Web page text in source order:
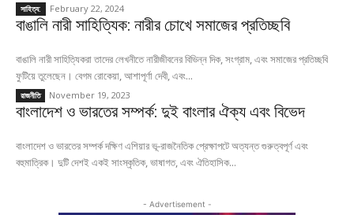
সাহিত্য: February 22, 2024
বাঙালি নারী সাহিত্যিক: নারীর চোখে সমাজের প্রতিচ্ছবি
বাঙালি নারী সাহিত্যিকরা তাদের লেখনীতে নারীজীবনের বিভিন্ন দিক, সংগ্রাম, এবং সমাজের প্রতিচ্ছবি
ফুটিয়ে তুলেছেন। বেগম রোকেয়া, আশাপূর্ণা দেবী, এবং...
রাজনীতি November 19, 2023
বাংলাদেশ ও ভারতের সম্পর্ক: দুই বাংলার ঐক্য এবং বিভেদ
বাংলাদেশ ও ভারতের সম্পর্ক দক্ষিণ এশিয়ার ভূ-রাজনৈতিক প্রেক্ষাপটে অত্যন্ত গুরুত্বপূর্ণ এবং
বহুমাত্রিক। দুটি দেশই একই সাংস্কৃতিক, ভাষাগত, এবং ঐতিহাসিক...
- Advertisement -